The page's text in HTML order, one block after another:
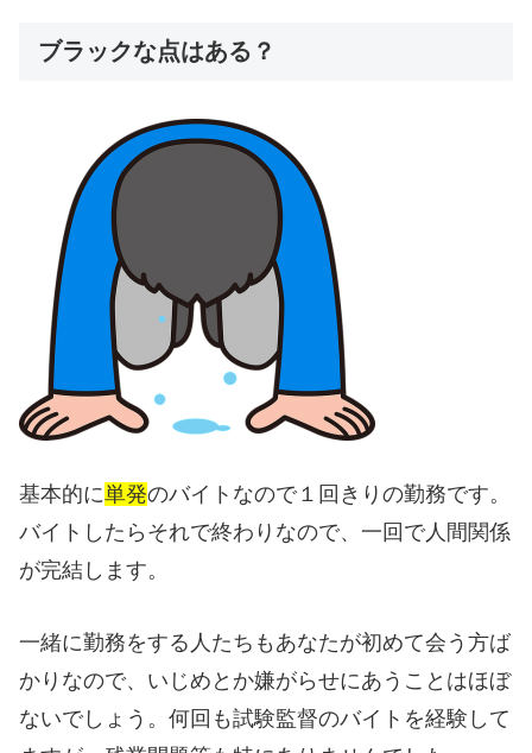
ブラックな点はある？
基本的に単発のバイトなので１回きりの勤務です。
バイトしたらそれで終わりなので、一回で人間関係
が完結します。
一緒に勤務をする人たちもあなたが初めて会う方ば
かりなので、いじめとか嫌がらせにあうことはほぼ
ないでしょう。何回も試験監督のバイトを経験して